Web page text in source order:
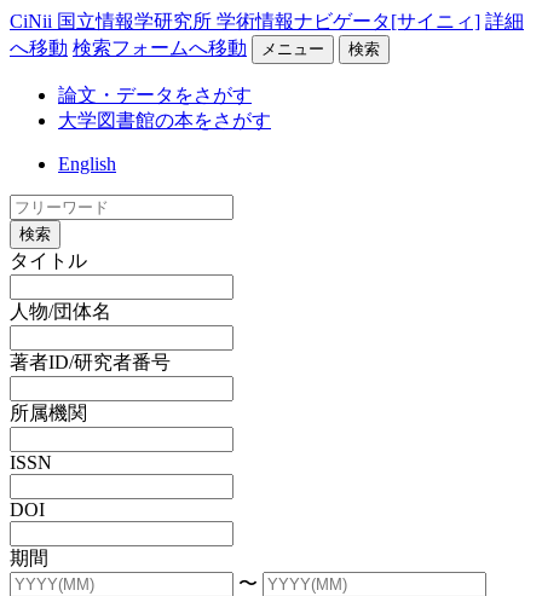
CiNii 国立情報学研究所 学術情報ナビゲータ[サイニィ] 詳細
へ移動 検索フォームへ移動 メニュー 検索
論文・データをさがす
大学図書館の本をさがす
English
検索
タイトル
人物/団体名
著者ID/研究者番号
所属機関
ISSN
DOI
期間
〜